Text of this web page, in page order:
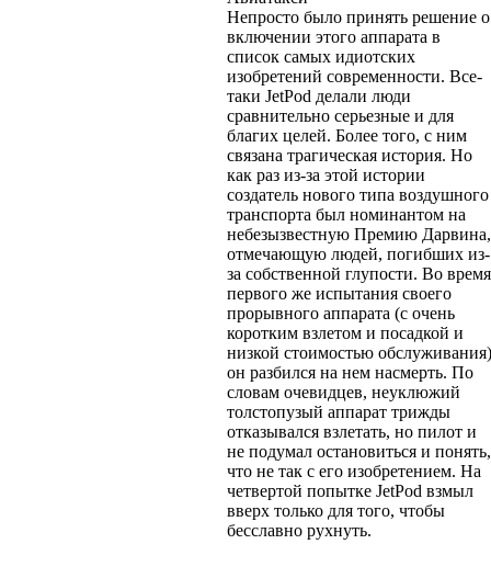
Непросто было принять решение о
включении этого аппарата в
список самых идиотских
изобретений современности. Все-
таки JetPod делали люди
сравнительно серьезные и для
благих целей. Более того, с ним
связана трагическая история. Но
как раз из-за этой истории
создатель нового типа воздушного
транспорта был номинантом на
небезызвестную Премию Дарвина,
отмечающую людей, погибших из-
за собственной глупости. Во время
первого же испытания своего
прорывного аппарата (с очень
коротким взлетом и посадкой и
низкой стоимостью обслуживания)
он разбился на нем насмерть. По
словам очевидцев, неуклюжий
толстопузый аппарат трижды
отказывался взлетать, но пилот и
не подумал остановиться и понять,
что не так с его изобретением. На
четвертой попытке JetPod взмыл
вверх только для того, чтобы
бесславно рухнуть.